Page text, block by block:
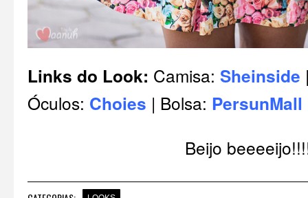
Links do Look: Camisa: Sheinside
Óculos: Choies | Bolsa: PersunMall
Beijo